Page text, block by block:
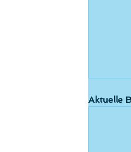
Aktuelle